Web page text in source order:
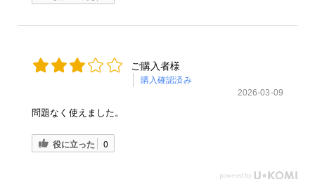
ご購入者様
購入確認済み
2026-03-09
問題なく使えました。
役に立った 0